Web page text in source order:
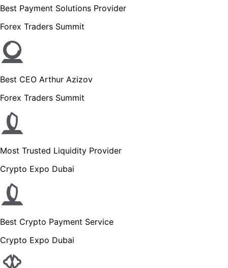
Best Payment Solutions Provider
Forex Traders Summit
Best CEO Arthur Azizov
Forex Traders Summit
Most Trusted Liquidity Provider
Crypto Expo Dubai
Best Crypto Payment Service
Crypto Expo Dubai